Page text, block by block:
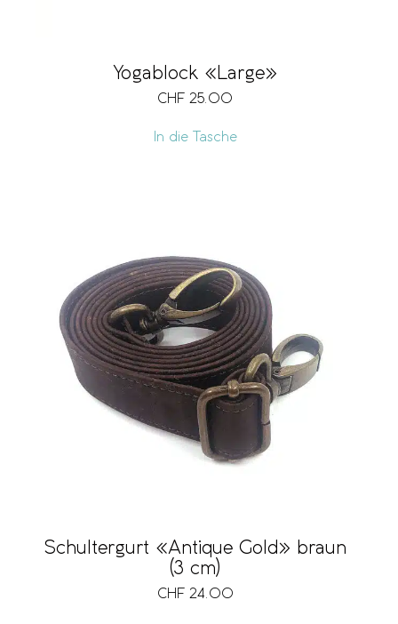
Yogablock «Large»
CHF 25.00
In die Tasche
Schultergurt «Antique Gold» braun
(3 cm)
CHF 24.00